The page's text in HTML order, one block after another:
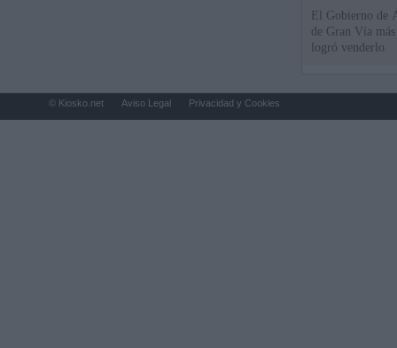
El Gobierno de
de Gran Vía
logró venderlo
© Kiosko.net Aviso Legal Privacidad y Cookies